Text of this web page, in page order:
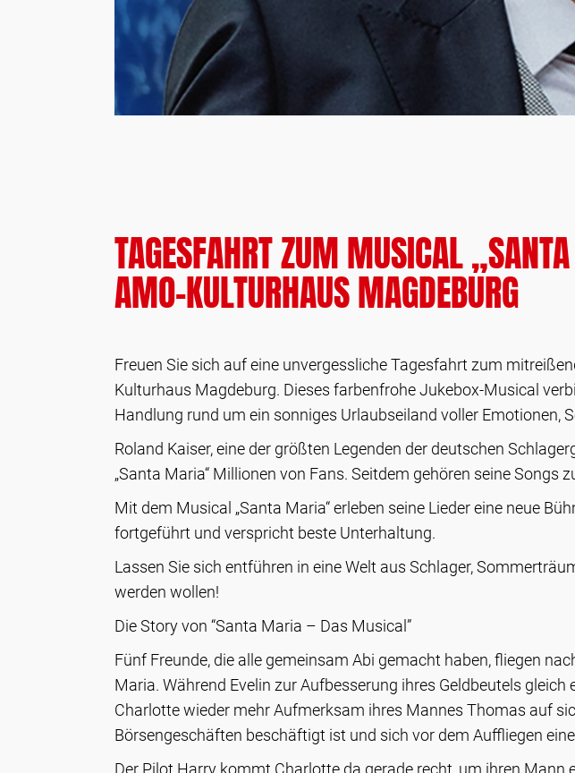
TAGESFAHRT ZUM MUSICAL
AMO-KULTURHAUS MAGDEBURG
Freuen Sie sich auf eine unvergessliche Tagesfahrt zum
Kulturhaus Magdeburg. Dieses farbenfrohe Jukebox-Musical
Handlung rund um ein sonniges Urlaubseiland voller
Roland Kaiser, eine der größten Legenden der deutschen
„Santa Maria“ Millionen von Fans. Seitdem gehören seine Songs
Mit dem Musical „Santa Maria“ erleben seine Lieder eine neue
fortgeführt und verspricht beste Unterhaltung.
Lassen Sie sich entführen in eine Welt aus Schlager,
werden wollen!
Die Story von “Santa Maria – Das Musical”
Fünf Freunde, die alle gemeinsam Abi gemacht haben, fliegen
Maria. Während Evelin zur Aufbesserung ihres Geldbeutels
Charlotte wieder mehr Aufmerksam ihres Mannes Thomas auf
Börsengeschäften beschäftigt ist und sich vor dem Auffliegen
Der Pilot Harry kommt Charlotte da gerade recht, um ihren